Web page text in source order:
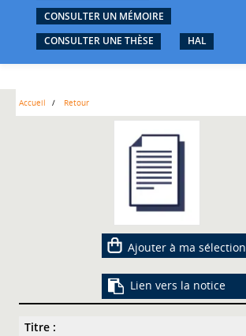
CONSULTER UN MÉMOIRE
CONSULTER UNE THÈSE
HAL
Accueil Retour
Ajouter à ma sélection
Lien vers la notice
Titre :